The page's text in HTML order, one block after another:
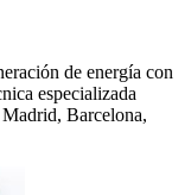
de energía con
especializada
Barcelona,